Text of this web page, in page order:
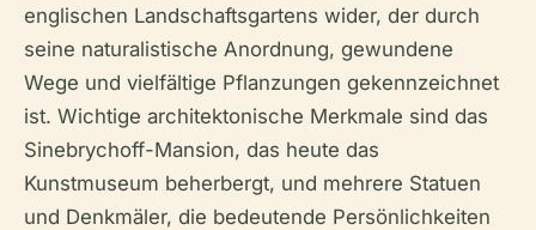
englischen Landschaftsgartens wider, der durch
seine naturalistische Anordnung, gewundene
Wege und vielfältige Pflanzungen gekennzeichnet
ist. Wichtige architektonische Merkmale sind das
Sinebrychoff-Mansion, das heute das
Kunstmuseum beherbergt, und mehrere Statuen
und Denkmäler, die bedeutende Persönlichkeiten